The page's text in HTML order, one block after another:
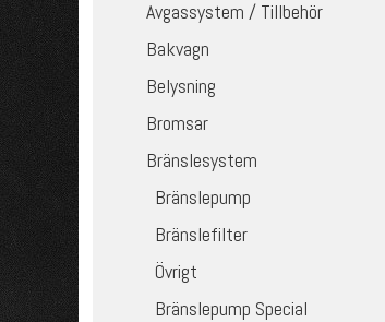
Avgassystem / Tillbehör
Bakvagn
Belysning
Bromsar
Bränslesystem
Bränslepump
Bränslefilter
Övrigt
Bränslepump Special